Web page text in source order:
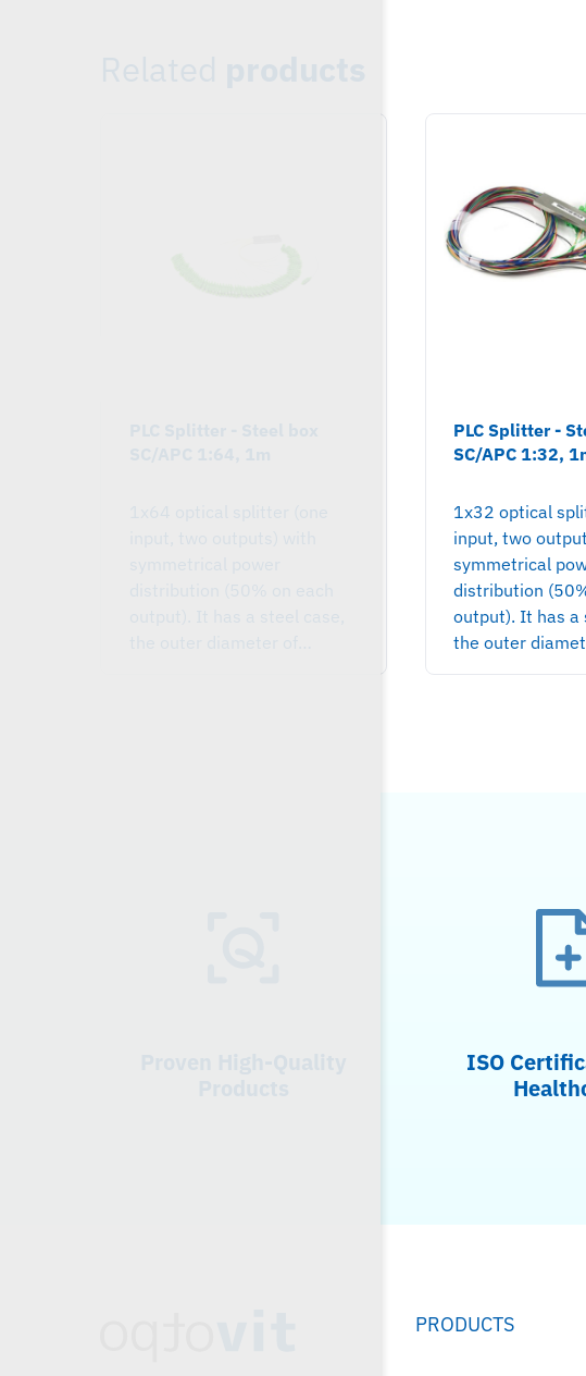
PLC Splitter -
SC/APC 1:32,
1x32 optical
input, two
symmetrical
distribution
output). It has a
the outer
ISO
PRODUCTS